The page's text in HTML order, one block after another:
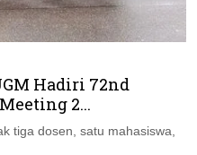
Hadiri 72nd
2...
tiga dosen, satu mahasiswa,